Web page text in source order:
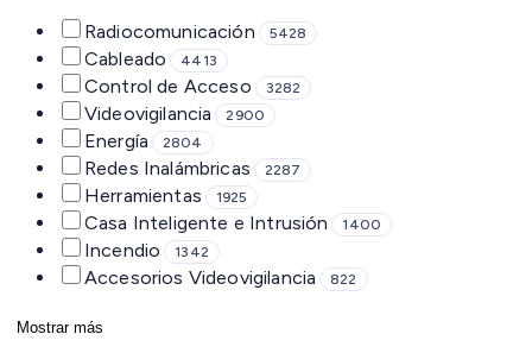
Radiocomunicación 5428
Cableado 4413
Control de Acceso 3282
Videovigilancia 2900
Energía 2804
Redes Inalámbricas 2287
Herramientas 1925
Casa Inteligente e Intrusión 1400
Incendio 1342
Accesorios Videovigilancia 822
Mostrar más